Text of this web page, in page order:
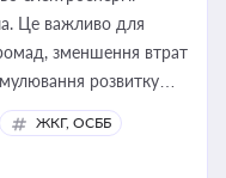
Це важливо для
зменшення втрат
розвитку
ЖКГ, ОСББ